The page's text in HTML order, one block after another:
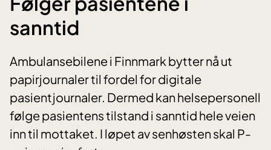
sanntid
Ambulansebilene i Finnmark bytter nå ut
papirjournaler til fordel for digitale
pasientjournaler. Dermed kan helsepersonell
følge pasientens tilstand i sanntid hele veien
inn til mottaket. I løpet av senhøsten skal P-